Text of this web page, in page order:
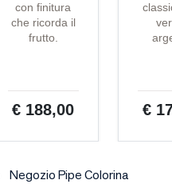
con finitura
che ricorda il
frutto.
€ 188,00 €
Negozio Pipe Colorina